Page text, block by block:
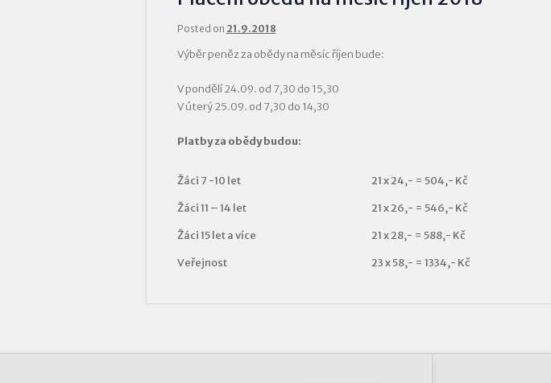
Posted on 21.9.2018
Výběr peněz za obědy na měsíc říjen bude:
V pondělí 24.09. od 7,30 do 15,30
V úterý 25.09. od 7,30 do 14,30
Platby za obědy budou:
Žáci 7 -10 let
21 x 24,- = 504,- Kč
Žáci 11 – 14 let
21 x 26,- = 546,- Kč
Žáci 15 let a více
21 x 28,- = 588,- Kč
Veřejnost
23 x 58,- = 1334,- Kč